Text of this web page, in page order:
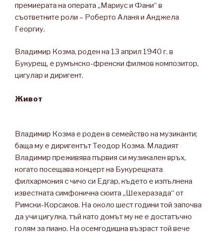
премиерата на операта „Мариус и Фани“ в
съответните роли – Роберто Аланя и Анджела
Георгиу.
Владимир Козма, роден на 13 април 1940 г. в
Букурещ, е румънско-френски филмов композитор,
цигулар и диригент.
Живот
Владимир Козма е роден в семейство на музиканти;
баща му е диригентът Теодор Козма. Младият
Владимир преживява първия си музикален връх,
когато посещава концерт на Букурещката
филхармония с чичо си Едгар, където е изпълнена
известната симфонична сюита „Шехеразада“ от
Римски-Корсаков. На около шест години той започва
да учи цигулка, тъй като домът му не е достатъчно
голям за пиано. На осемгодишна възраст той вече